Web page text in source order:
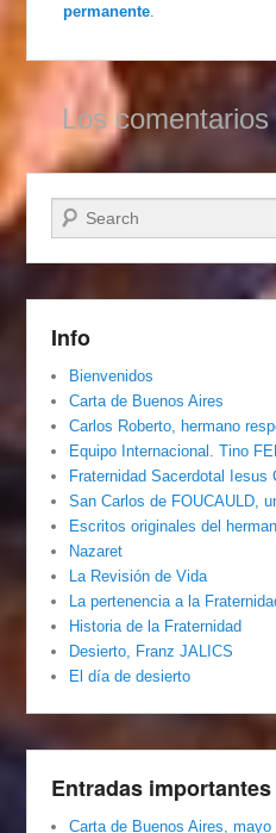
permanente.
Los
Buscar
Info
Bienvenidos
Carta de Buenos Aires
Carlos Roberto, hermano
Equipo Internacional. Tino
Fraternidad Sacerdotal Iesus
San Carlos de FOUCAULD,
Escritos originales del
Nazaret
La Revisión de Vida
La pertenencia a la
Historia de la Fraternidad
Desierto, Franz JALICS
El día de desierto
Entradas importantes
Carta de Buenos Aires, mayo